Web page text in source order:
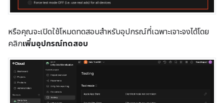
หรือคุณจะเปิดใช้โหมดทดสอบสำหรับอุปกรณ์ที่เฉพาะเจาะจงได้โดย
คลิกเพิ่มอุปกรณ์ทดสอบ